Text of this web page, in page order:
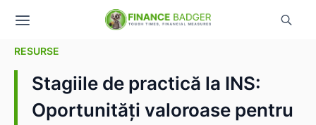
RESURSE
Stagiile de practică la INS:
Oportunități valoroase pentru